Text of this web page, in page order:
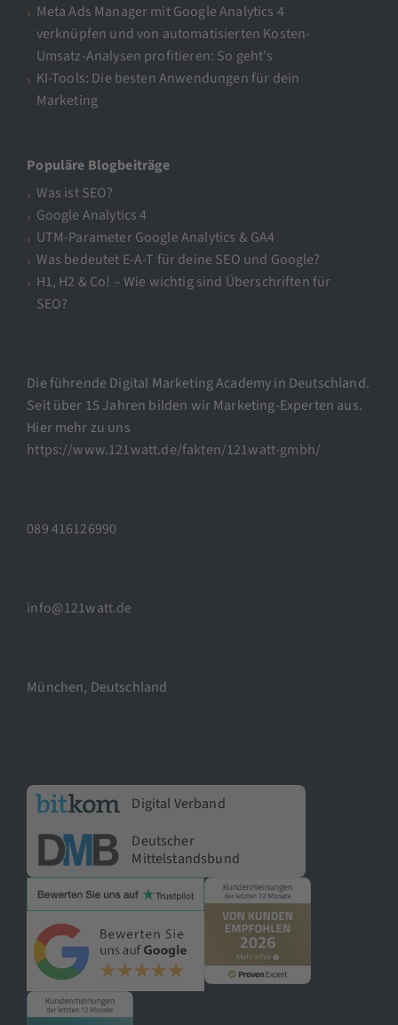
Meta Ads Manager mit Google Analytics 4
verknüpfen und von automatisierten Kosten-
Umsatz-Analysen profitieren: So geht’s
KI-Tools: Die besten Anwendungen für dein
Marketing
Populäre Blogbeiträge
Was ist SEO?
Google Analytics 4
UTM-Parameter Google Analytics & GA4
Was bedeutet E-A-T für deine SEO und Google?
H1, H2 & Co! – Wie wichtig sind Überschriften für
SEO?
Die führende Digital Marketing Academy in Deutschland.
Seit über 15 Jahren bilden wir Marketing-Experten aus.
Hier mehr zu uns
https://www.121watt.de/fakten/121watt-gmbh/
089 416126990
info@121watt.de
München, Deutschland
Digital Verband
Deutscher
Mittelstandsbund